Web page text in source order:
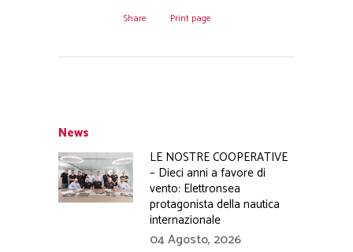
Share Print page
News
LE NOSTRE COOPERATIVE
– Dieci anni a favore di
vento: Elettronsea
protagonista della nautica
internazionale
04 Agosto, 2026